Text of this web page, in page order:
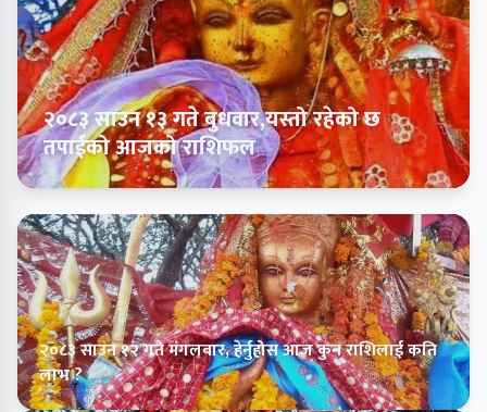
२०८३ साउन १३ गते बुधवार,यस्तो रहेको छ
तपाईको आजको राशिफल
२०८३ साउन १२ गते मंगलबार, हेर्नुहोस आज कुन राशिलाई कति
लाभ ?